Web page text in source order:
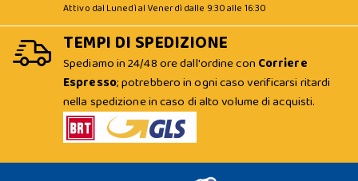
Attivo dal Lunedì al Venerdì dalle 9:30 alle 16:30
TEMPI DI SPEDIZIONE
Spediamo in 24/48 ore dall'ordine con Corriere
Espresso; potrebbero in ogni caso verificarsi ritardi
nella spedizione in caso di alto volume di acquisti.